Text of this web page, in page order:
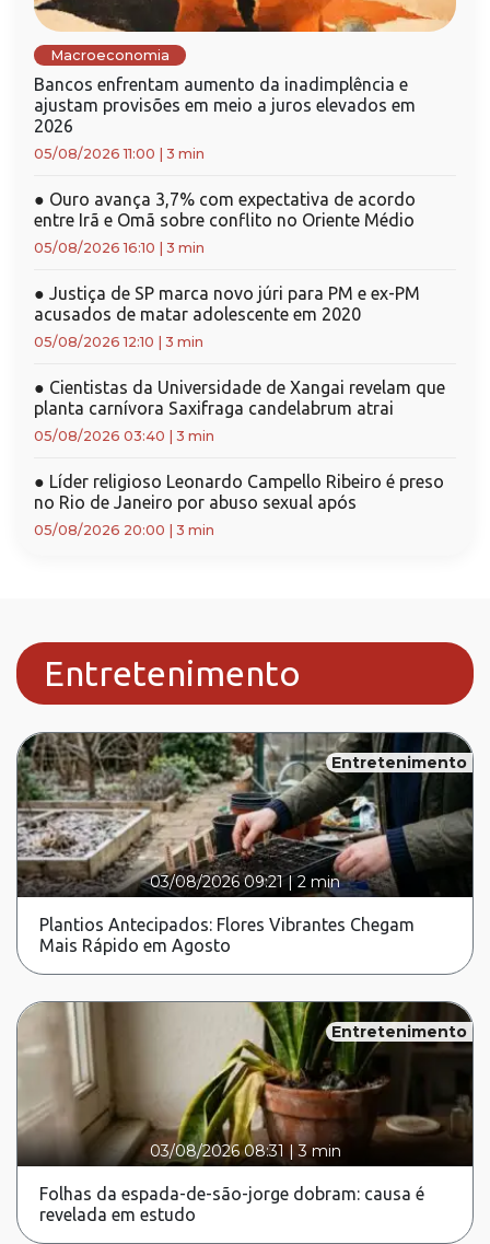
Macroeconomia
Bancos enfrentam aumento da inadimplência e
ajustam provisões em meio a juros elevados em
2026
05/08/2026 11:00 3 min
● Ouro avança 3,7% com expectativa de acordo
entre Irã e Omã sobre conflito no Oriente Médio
05/08/2026 16:10 3 min
● Justiça de SP marca novo júri para PM e ex-PM
acusados de matar adolescente em 2020
05/08/2026 12:10 3 min
● Cientistas da Universidade de Xangai revelam que
planta carnívora Saxifraga candelabrum atrai
05/08/2026 03:40 3 min
● Líder religioso Leonardo Campello Ribeiro é preso
no Rio de Janeiro por abuso sexual após
05/08/2026 20:00 3 min
Entretenimento
Entretenimento
03/08/2026 09:21|2 min
Plantios Antecipados: Flores Vibrantes Chegam
Mais Rápido em Agosto
Entretenimento
03/08/2026 08:31 |3 min
Folhas da espada-de-são-jorge dobram: causa é
revelada em estudo